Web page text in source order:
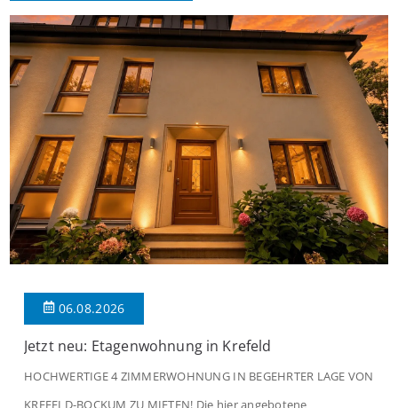
06.08.2026
Jetzt neu: Etagenwohnung in Krefeld
HOCHWERTIGE 4 ZIMMERWOHNUNG IN BEGEHRTER LAGE VON
KREFELD-BOCKUM ZU MIETEN! Die hier angebotene